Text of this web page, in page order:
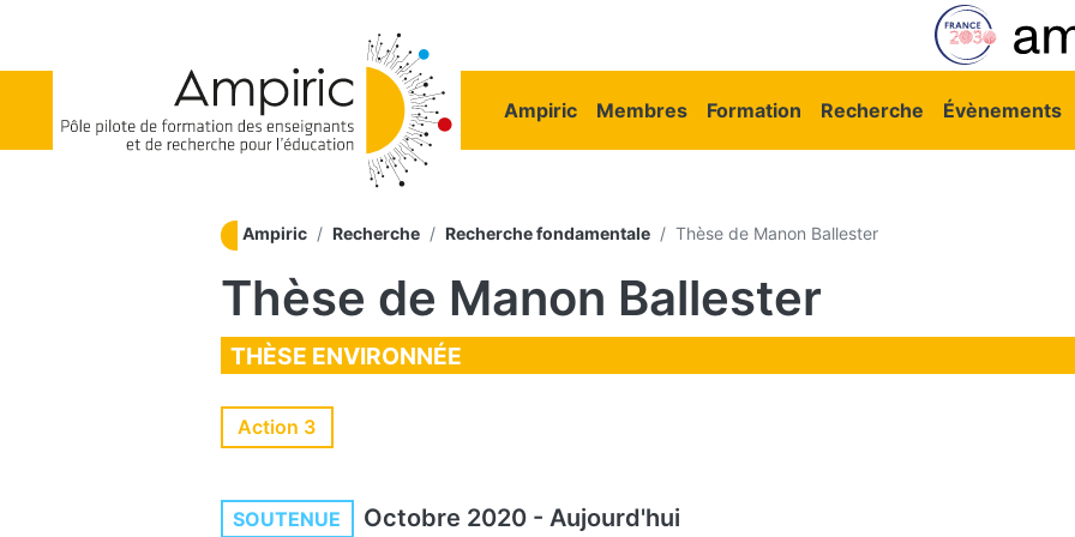
Navigation principale
Ampiric Membres Formation Recherche Évènements
Ampiric Recherche Recherche fondamentale Thèse de Manon Ballester
Thèse de Manon Ballester
THÈSE ENVIRONNÉE
Action 3
SOUTENUE Octobre 2020- Aujourd'hui